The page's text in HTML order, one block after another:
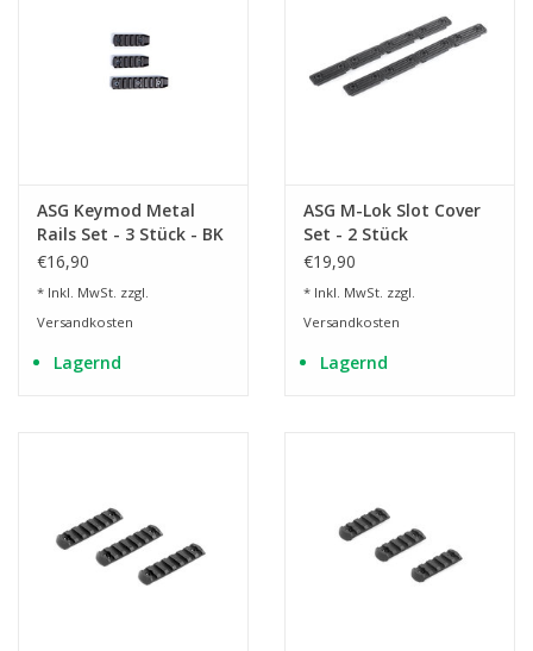
ASG Keymod Metal
Rails Set - 3 Stück - BK
€16,90
* Inkl. MwSt. zzgl.
Versandkosten
Lagernd
ASG M-Lok Slot Cover
Set - 2 Stück
€19,90
* Inkl. MwSt. zzgl.
Versandkosten
Lagernd